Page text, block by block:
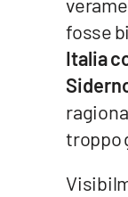
fosse
Italia
troppo